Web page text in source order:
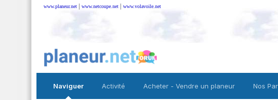
www.planeur.net | www.netcoupe.net | www.volavoile.net
Naviguer Activité Acheter - Vendre un planeur Nos